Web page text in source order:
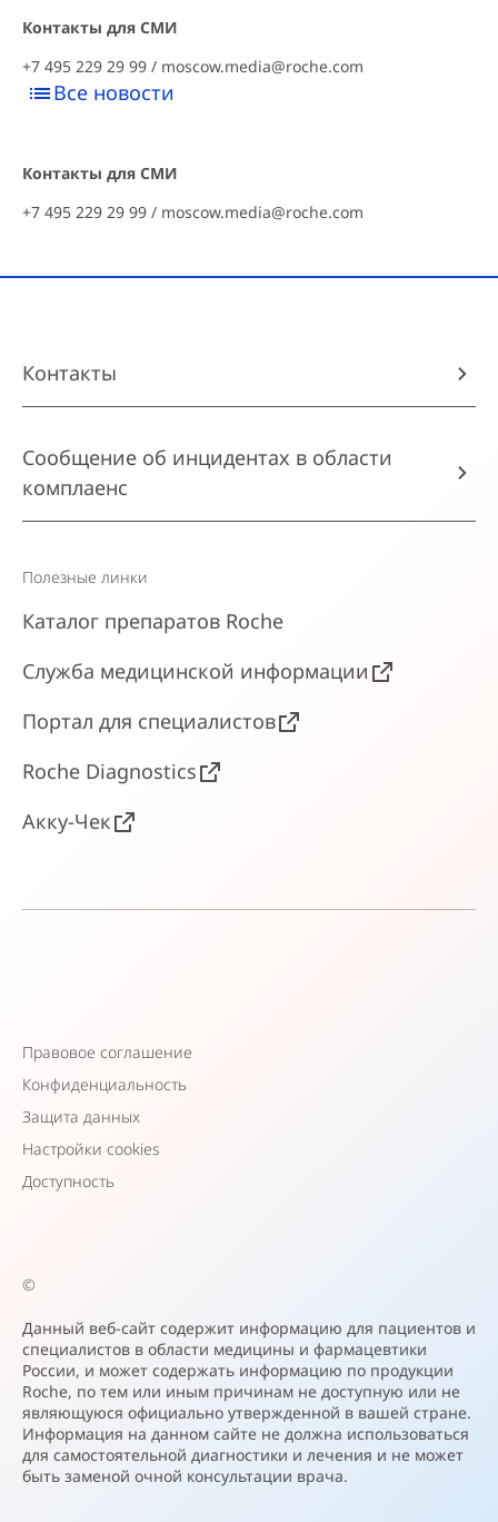
Контакты для СМИ
+7 495 229 29 99 / moscow.media@roche.com
Все новости
Контакты для СМИ
+7 495 229 29 99 / moscow.media@roche.com
Контакты
Сообщение об инцидентах в области
комплаенс
Полезные линки
Каталог препаратов Roche
Служба медицинской информации
Портал для специалистов
Roche Diagnostics
Акку-Чек
Правовое соглашение
Конфиденциальность
Защита данных
Настройки cookies
Доступность
©
Данный веб-сайт содержит информацию для пациентов и
специалистов в области медицины и фармацевтики
России, и может содержать информацию по продукции
Roche, по тем или иным причинам не доступную или не
являющуюся официально утвержденной в вашей стране.
Информация на данном сайте не должна использоваться
для самостоятельной диагностики и лечения и не может
быть заменой очной консультации врача.